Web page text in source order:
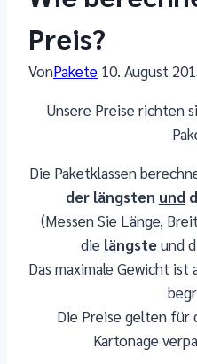
Preis?
VonPakete 10. August
Unsere Preise richten
Die Paketklassen
der längsten und
(Messen Sie Länge,
die längsteund
Das maximale Gewicht
Die Preise gelten für
Kartonage